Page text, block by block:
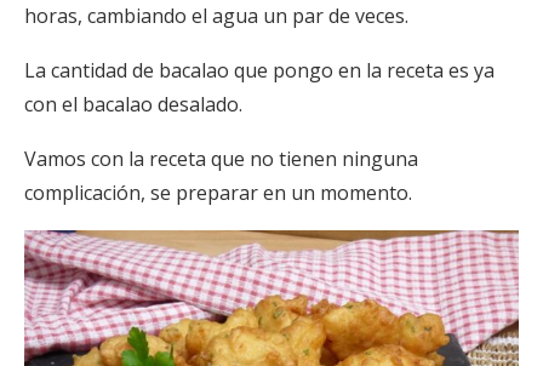
horas, cambiando el agua un par de veces.
La cantidad de bacalao que pongo en la receta es ya
con el bacalao desalado.
Vamos con la receta que no tienen ninguna
complicación, se preparar en un momento.